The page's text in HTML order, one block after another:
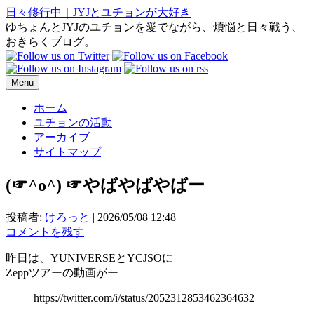
日々修行中｜JYJとユチョンが大好き
ゆちょんとJYJのユチョンを愛でながら、煩悩と日々戦う、
おきらくブログ。
Menu
ホーム
ユチョンの活動
アーカイブ
サイトマップ
(⁠☞⁠^⁠o⁠^⁠)⁠ ⁠☞やばやばやばー
投稿者: けろっと | 2026/05/08 12:48
コメントを残す
昨日は、YUNIVERSEとYCJSOに
Zeppツアーの動画がー
https://twitter.com/i/status/2052312853462364632